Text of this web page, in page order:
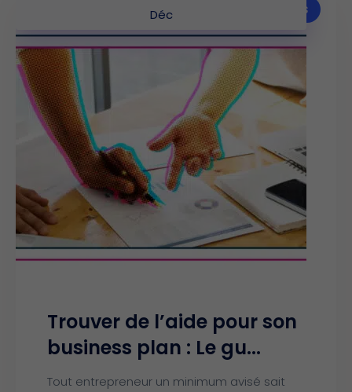
Déc Articles
Trouver de l’aide pour son
business plan : Le gu...
Tout entrepreneur un minimum avisé sait